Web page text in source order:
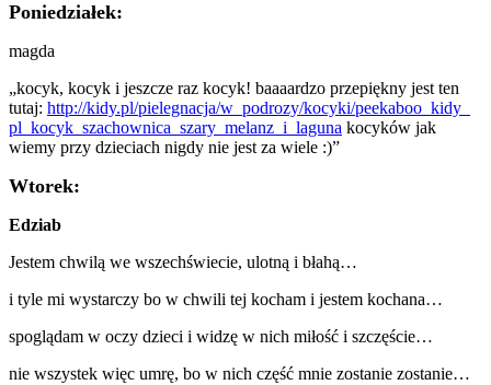
Poniedziałek:
magda
„kocyk, kocyk i jeszcze raz kocyk! baaaardzo przepiękny jest ten
tutaj: http://kidy.pl/pielegnacja/w_ podrozy/kocyki/peekaboo_kidy_
pl_kocyk_szachownica_szary_ melanz_i_laguna kocyków jak
wiemy przy dzieciach nigdy nie jest za wiele :)”
Wtorek:
Edziab
Jestem chwilą we wszechświecie, ulotną i błahą…
i tyle mi wystarczy bo w chwili tej kocham i jestem kochana…
spoglądam w oczy dzieci i widzę w nich miłość i szczęście…
nie wszystek więc umrę, bo w nich część mnie zostanie zostanie…